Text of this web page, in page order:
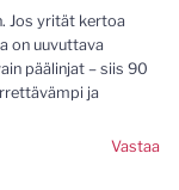
Jos yrität kertoa
on uuvuttava
päälinjat – siis 90
ja
Vastaa